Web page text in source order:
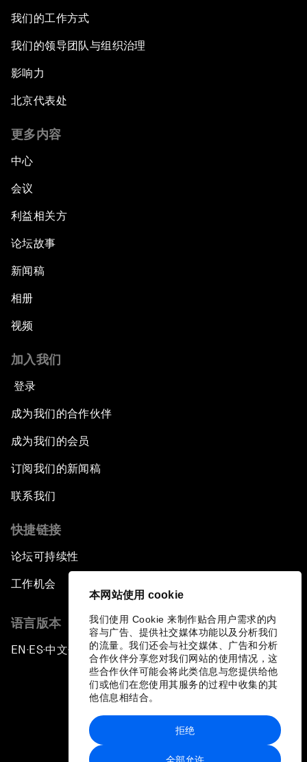
本网站使用 cookie
我们使用 Cookie 来制作贴合用户需求的内
容与广告、提供社交媒体功能以及分析我们
的流量。我们还会与社交媒体、广告和分析
合作伙伴分享您对我们网站的使用情况，这
些合作伙伴可能会将此类信息与您提供给他
们或他们在您使用其服务的过程中收集的其
他信息相结合。
全部允许
拒绝
我们的工作方式
我们的领导团队与组织治理
影响力
北京代表处
更多内容
中心
会议
利益相关方
论坛故事
新闻稿
相册
视频
加入我们
登录
成为我们的合作伙伴
成为我们的会员
订阅我们的新闻稿
联系我们
快捷链接
论坛可持续性
工作机会
语言版本
EN ▪ ES▪中文▪ 日本語